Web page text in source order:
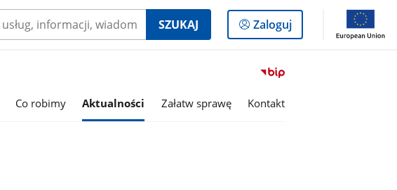
SZUKAJ
Logowanie
do
Zaloguj
Przejdź
serwisu
Co robimy Aktualności Załatw sprawę Kontakt